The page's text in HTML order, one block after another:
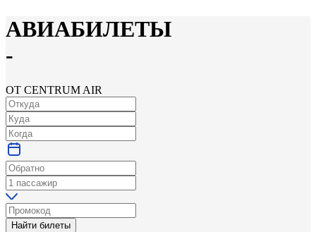
АВИАБИЛЕТЫ
-
ОТ CENTRUM AIR
Найти билеты